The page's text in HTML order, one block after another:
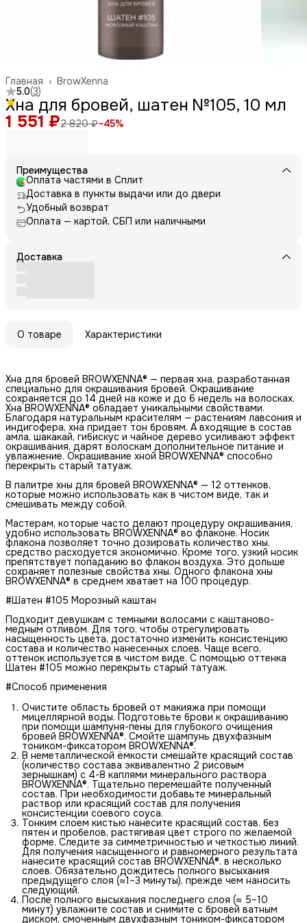
BrowXenna
Главная ›
5.0(3)
Хна для бровей, шатен №105, 10 мл
1 551 ₽2 820 ₽−45%
Преимущества
Оплата частями в Сплит
Доставка в пункты выдачи или до двери
Удобный возврат
Оплата — картой, СБП или наличными
Доставка
О товаре Характеристики
Хна для бровей BROWXENNA® — первая хна, разработанная
специально для окрашивания бровей. Окрашивание
сохраняется до 14 дней на коже и до 6 недель на волосках.
Хна BROWXENNA® обладает уникальными свойствами.
Благодаря натуральным красителям — растениям лавсония и
индигофера, хна придает тон бровям. А входящие в состав
амла, шакакай, гибискус и чайное дерево усиливают эффект
окрашивания, дарят волоскам дополнительное питание и
увлажнение. Окрашивание хной BROWXENNA® способно
перекрыть старый татуаж.
В палитре хны для бровей BROWXENNA® — 12 оттенков,
которые можно использовать как в чистом виде, так и
смешивать между собой.
Мастерам, которые часто делают процедуру окрашивания,
удобно использовать BROWXENNA® во флаконе. Носик
флакона позволяет точно дозировать количество хны,
средство расходуется экономично. Кроме того, узкий носик
препятствует попаданию во флакон воздуха. Это дольше
сохраняет полезные свойства хны. Одного флакона хны
BROWXENNA® в среднем хватает на 100 процедур.
#Шатен #105 Морозный каштан
Подходит девушкам с темными волосами с каштаново-
медным отливом. Для того, чтобы отрегулировать
насыщенность цвета, достаточно изменить консистенцию
состава и количество нанесенных слоев. Чаще всего,
оттенок используется в чистом виде. С помощью оттенка
Шатен #105 можно перекрыть старый татуаж.
#Способ применения
Очистите область бровей от макияжа при помощи
мицеллярной воды. Подготовьте брови к окрашиванию
при помощи шампуня-пены для глубокого очищения
бровей BROWXENNA®. Смойте шампунь двухфазным
тоником-фиксатором BROWXENNA®.
В неметаллической ёмкости смешайте красящий состав
(количество состава эквивалентно 2 рисовым
зернышкам) с 4-8 каплями минерального раствора
BROWXENNA®. Тщательно перемешайте полученный
состав. При необходимости добавьте минеральный
раствор или красящий состав для получения
консистенции соевого соуса.
Тонким слоем кистью нанесите красящий состав, без
пятен и пробелов, растягивая цвет строго по желаемой
форме. Следите за симметричностью и четкостью линий.
Для получения насыщенного и равномерного результата
нанесите красящий состав BROWXENNA®. в несколько
слоев. Обязательно дождитесь полного высыхания
предыдущего слоя (≈1–3 минуты), прежде чем наносить
следующий.
После полного высыхания последнего слоя (≈ 5–10
минут) увлажните состав и снимите с бровей ватным
диском, смоченным двухфазным тоником-фиксатором